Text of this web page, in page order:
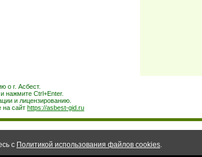
о г. Асбест.
нажмите Ctrl+Enter.
и лицензированию.
на сайт https://asbest-gid.ru
с Политикой использования файлов cookies